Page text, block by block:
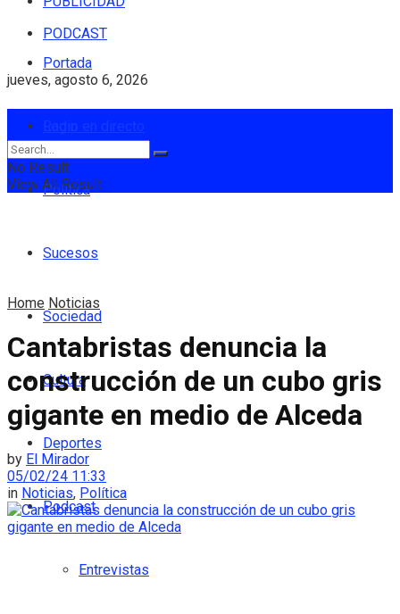
PODCAST
jueves, agosto 6, 2026
Portada
Política
Sucesos
Sociedad
Cultura
Deportes
Podcast
Entrevistas
No Result
View All Result
Home Noticias
Cantabristas denuncia la
construcción de un cubo gris
gigante en medio de Alceda
by El Mirador
05/02/24 11:33
in Noticias, Política